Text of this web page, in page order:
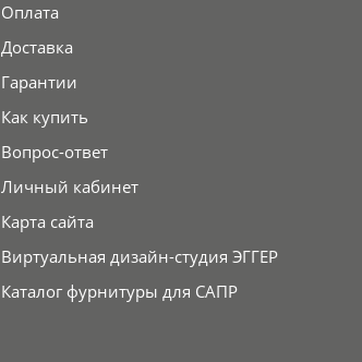
Оплата
Доставка
Гарантии
Как купить
Вопрос-ответ
Личный кабинет
Карта сайта
Виртуальная дизайн-студия ЭГГЕР
Каталог фурнитуры для САПР